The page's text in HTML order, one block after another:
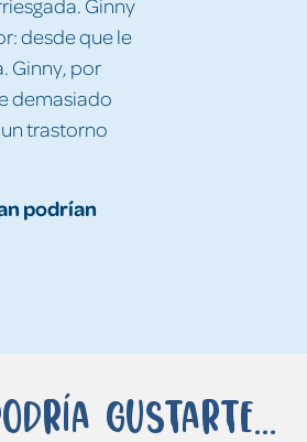
desde que le
Ginny, por
demasiado
trastorno
podrían
gustarte...